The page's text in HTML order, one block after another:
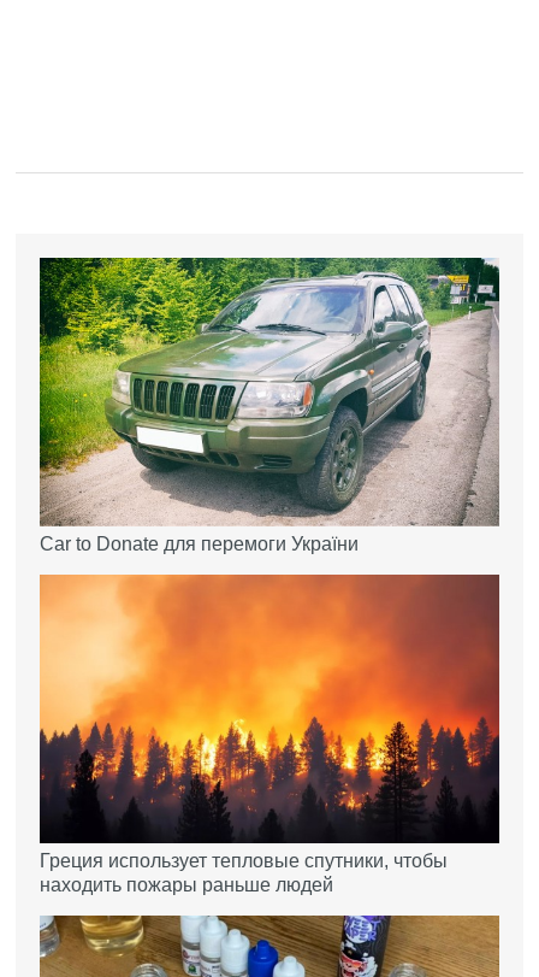
Car to Donate для перемоги України
Греция использует тепловые спутники, чтобы
находить пожары раньше людей